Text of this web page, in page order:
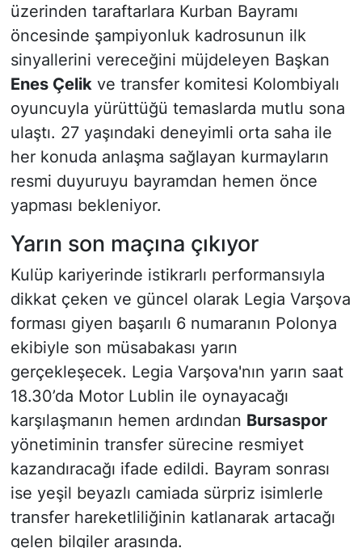
üzerinden taraftarlara Kurban Bayramı
öncesinde şampiyonluk kadrosunun ilk
sinyallerini vereceğini müjdeleyen Başkan
Enes Çelik ve transfer komitesi Kolombiyalı
oyuncuyla yürüttüğü temaslarda mutlu sona
ulaştı. 27 yaşındaki deneyimli orta saha ile
her konuda anlaşma sağlayan kurmayların
resmi duyuruyu bayramdan hemen önce
yapması bekleniyor.
Yarın son maçına çıkıyor
Kulüp kariyerinde istikrarlı performansıyla
dikkat çeken ve güncel olarak Legia Varşova
forması giyen başarılı 6 numaranın Polonya
ekibiyle son müsabakası yarın
gerçekleşecek. Legia Varşova'nın yarın saat
18.30’da Motor Lublin ile oynayacağı
karşılaşmanın hemen ardından Bursaspor
yönetiminin transfer sürecine resmiyet
kazandıracağı ifade edildi. Bayram sonrası
ise yeşil beyazlı camiada sürpriz isimlerle
transfer hareketliliğinin katlanarak artacağı
gelen bilgiler arasında.